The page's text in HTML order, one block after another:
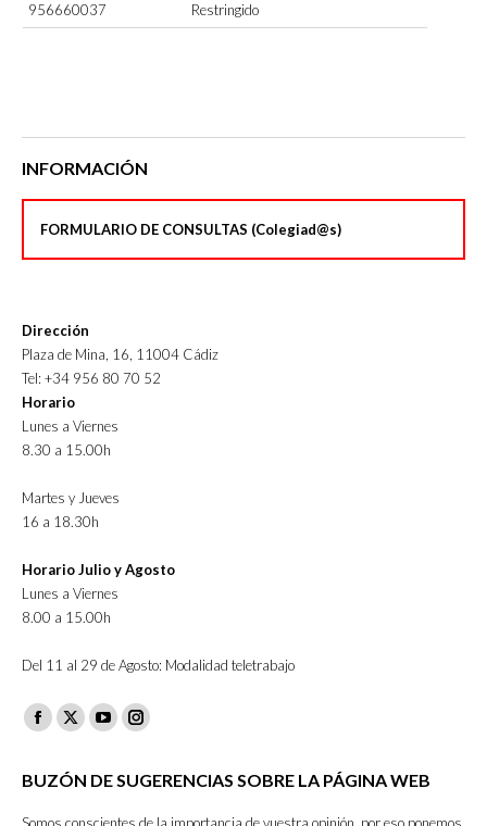
956660037 Restringido
INFORMACIÓN
FORMULARIO DE CONSULTAS (Colegiad@s)
Dirección
Plaza de Mina, 16, 11004 Cádiz
Tel: +34 956 80 70 52
Horario
Lunes a Viernes
8.30 a 15.00h
Martes y Jueves
16 a 18.30h
Horario Julio y Agosto
Lunes a Viernes
8.00 a 15.00h
Del 11 al 29 de Agosto: Modalidad teletrabajo
Facebook
opens
X
opens
YouTube
opens
Instagram
opens
in
BUZÓN DE SUGERENCIAS SOBRE LA PÁGINA WEB